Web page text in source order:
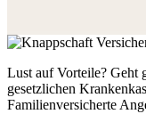
Lust auf Vorteile? Geht
gesetzlichen
Familienversicherte